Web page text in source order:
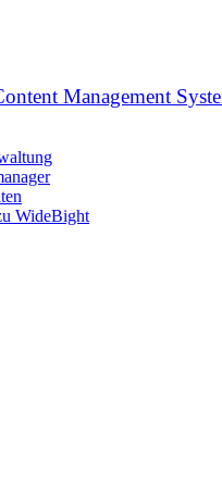
Management
WideBight